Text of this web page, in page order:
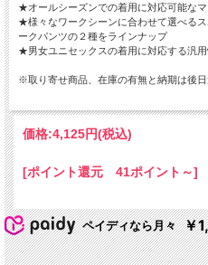
★オールシーズンでの着用に対応可能な
★様々なワークシーンに合わせて選べる
ークパンツの２種をラインナップ
★男女ユニセックスの着用に対応する汎
※取り寄せ商品、在庫の有無と納期は後
価格:4,125円(税込)
[ポイント還元 41ポイント～]
ペイディなら月々 ￥